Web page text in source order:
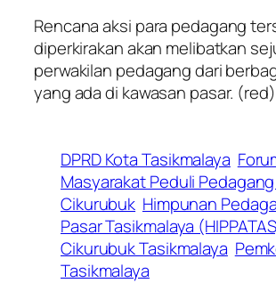
Rencana aksi para pedagang
diperkirakan akan melibatkan
perwakilan pedagang dari
yang ada di kawasan pasar. (red)
DPRD Kota Tasikmalaya
Masyarakat Peduli
Cikurubuk Himpunan
Pasar Tasikmalaya
Cikurubuk Tasikmalaya
Tasikmalaya